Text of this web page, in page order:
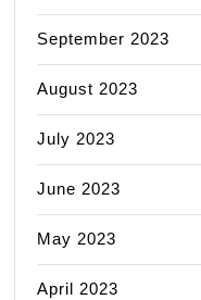
September 2023
August 2023
July 2023
June 2023
May 2023
April 2023